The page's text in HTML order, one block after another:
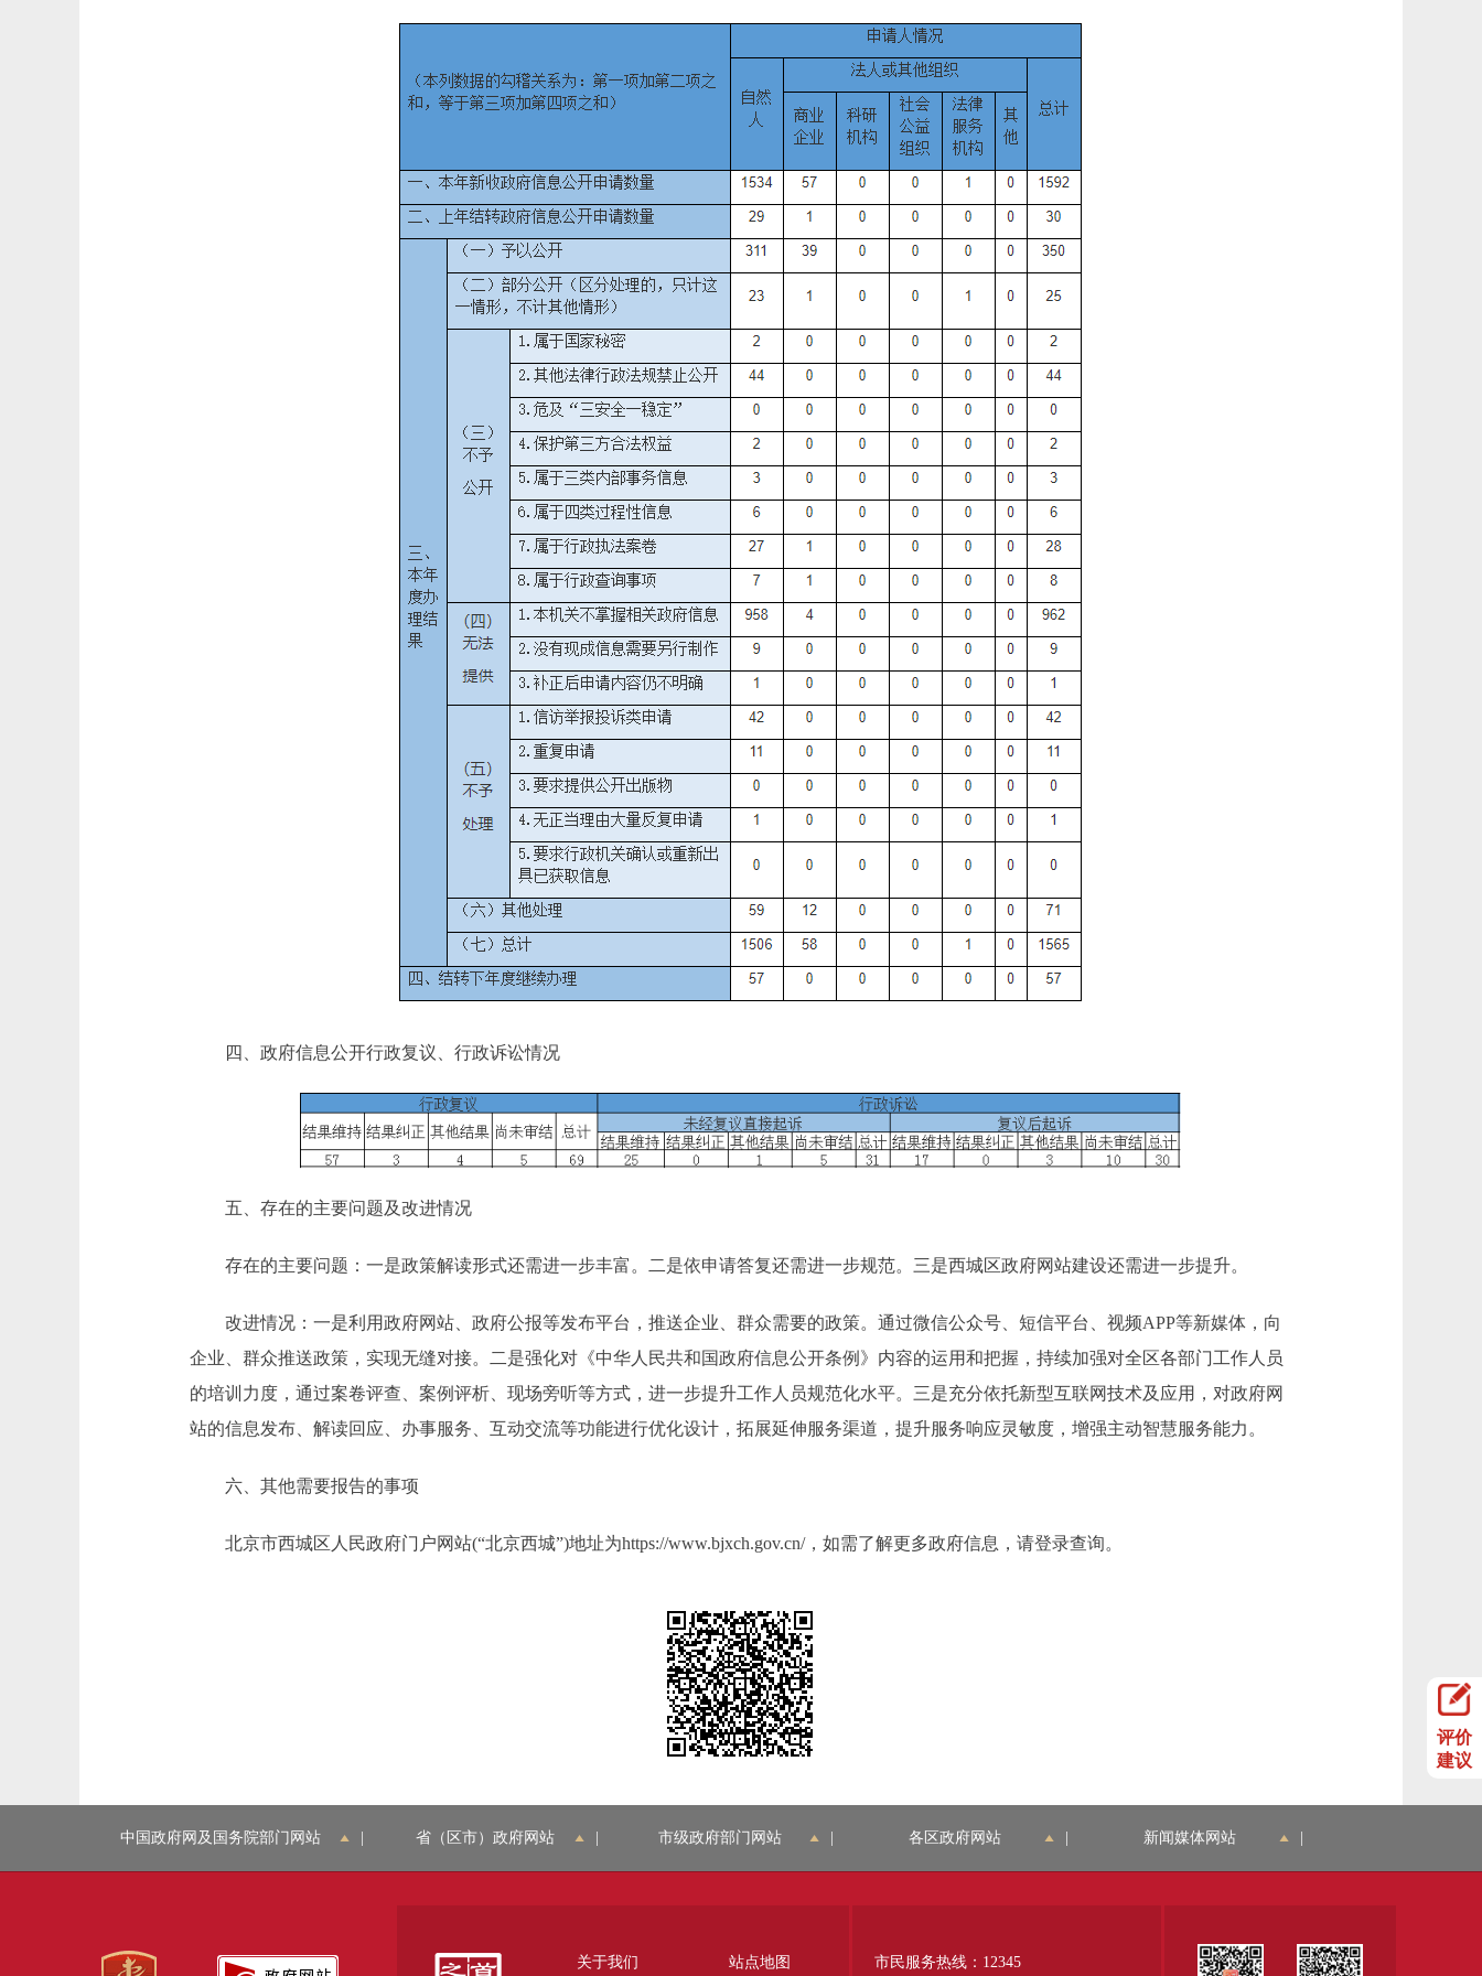
四、政府信息公开行政复议、行政诉讼情况
五、存在的主要问题及改进情况
存在的主要问题：一是政策解读形式还需进一步丰富。二是依申请答复还需进一步规范。三是西城区政府网站建设还需进一步提升。
改进情况：一是利用政府网站、政府公报等发布平台，推送企业、群众需要的政策。通过微信公众号、短信平台、视频APP等新媒体，向
企业、群众推送政策，实现无缝对接。二是强化对《中华人民共和国政府信息公开条例》内容的运用和把握，持续加强对全区各部门工作人员
的培训力度，通过案卷评查、案例评析、现场旁听等方式，进一步提升工作人员规范化水平。三是充分依托新型互联网技术及应用，对政府网
站的信息发布、解读回应、办事服务、互动交流等功能进行优化设计，拓展延伸服务渠道，提升服务响应灵敏度，增强主动智慧服务能力。
六、其他需要报告的事项
北京市西城区人民政府门户网站(“北京西城”)地址为https://www.bjxch.gov.cn/，如需了解更多政府信息，请登录查询。
评价
建议
中国政府网及国务院部门网站 省（区市）政府网站 市级政府部门网站 各区政府网站 新闻媒体网站
关于我们 站点地图 市民服务热线：12345